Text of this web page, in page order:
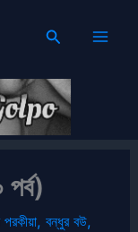
Search
পরকীয়া,বন্ধুর বউ,